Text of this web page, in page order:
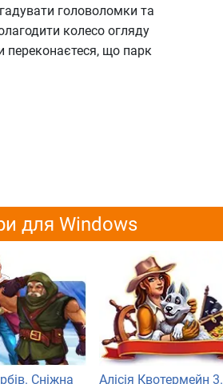
головоломки та
колесо огляду
переконаєтеся, що парк
для Windows
Сніжна Алісія Квотермейн 3.